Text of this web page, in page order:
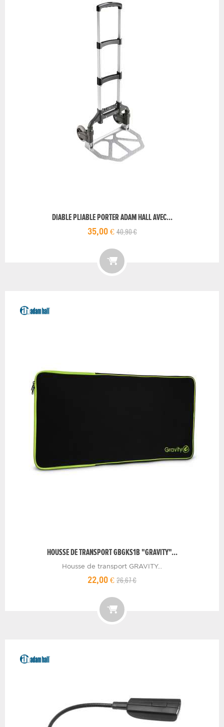
DIABLE PLIABLE PORTER ADAM HALL AVEC...
35,00 €40,90 €
HOUSSE DE TRANSPORT GBGKS1B "GRAVITY"...
Housse de transport GRAVITY...
22,00 € 26,67 €